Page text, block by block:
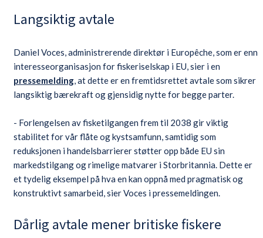
Langsiktig avtale
Daniel Voces, administrerende direktør i Europêche, som er enn
interesseorganisasjon for fiskeriselskap i EU, sier i en
pressemelding, at dette er en fremtidsrettet avtale som sikrer
langsiktig bærekraft og gjensidig nytte for begge parter.
- Forlengelsen av fisketilgangen frem til 2038 gir viktig
stabilitet for vår flåte og kystsamfunn, samtidig som
reduksjonen i handelsbarrierer støtter opp både EU sin
markedstilgang og rimelige matvarer i Storbritannia. Dette er
et tydelig eksempel på hva en kan oppnå med pragmatisk og
konstruktivt samarbeid, sier Voces i pressemeldingen.
Dårlig avtale mener britiske fiskere